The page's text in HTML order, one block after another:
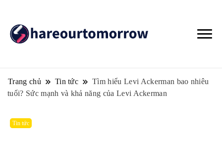
Trang chủ Tin tức
Tìm hiểu Levi Ackerman bao nhiêu
tuổi? Sức mạnh và khả năng của Levi Ackerman
Tin tức